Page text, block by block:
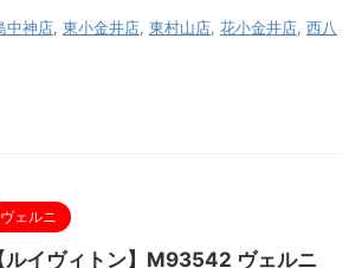
中神店, 東小金井店, 東村山店, 花小金井店, 西八
ヴェルニ
ルイヴィトン】M93542 ヴェルニ